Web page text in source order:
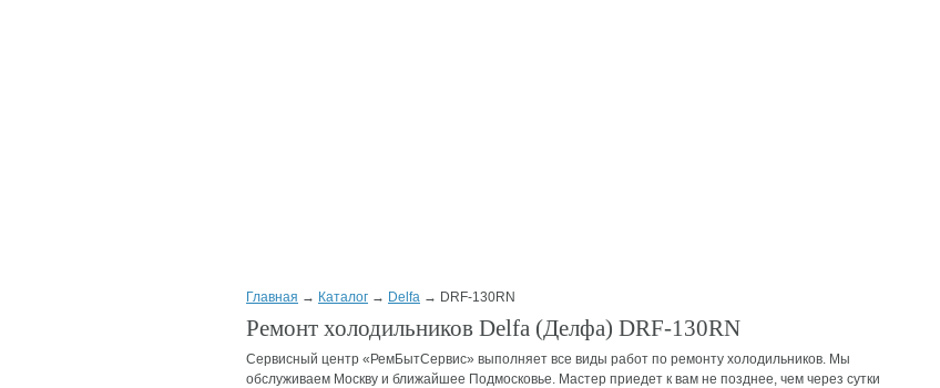
Главная → Каталог → Delfa → DRF-130RN
Ремонт холодильников Delfa (Делфа) DRF-130RN
Сервисный центр «РемБытСервис» выполняет все виды работ по ремонту холодильников. Мы
обслуживаем Москву и ближайшее Подмосковье. Мастер приедет к вам не позднее, чем через сутки